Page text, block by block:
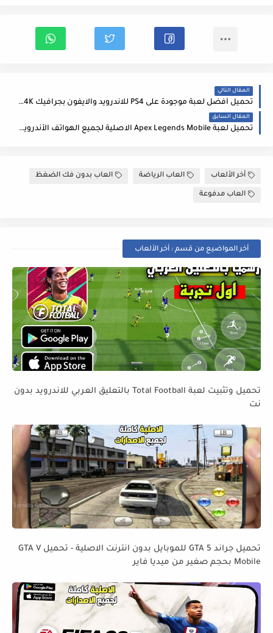
المقال التالي
تحميل أفضل لعبة موجودة على PS4 للاندرويد والايفون بجرافيك 4K بحجم 6MB فقط
المقال السابق
تحميل لعبة Apex Legends Mobile الاصلية لجميع الهواتف الأندرويد والأيفون Apk + Obb تحميل كامل
أخر الألعاب العاب الرياضة العاب بدون فك الضغظ
العاب مدفوعة
أخر المواضيع من قسم : أخر الألعاب
تحميل وتثبيت لعبة Total Football بالتعليق العربي للاندرويد بدون
نت
تحميل جراند GTA 5 للموبايل بدون انترنت الاصلية - تحميل GTA V
Mobile بحجم صغير من ميديا فاير